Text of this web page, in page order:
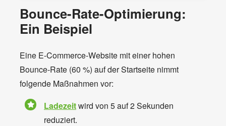
Bounce-Rate-Optimierung:
Ein Beispiel
Eine E-Commerce-Website mit einer hohen
Bounce-Rate (60 %) auf der Startseite nimmt
folgende Maßnahmen vor:
Ladezeitwird von 5 auf 2 Sekunden
reduziert.